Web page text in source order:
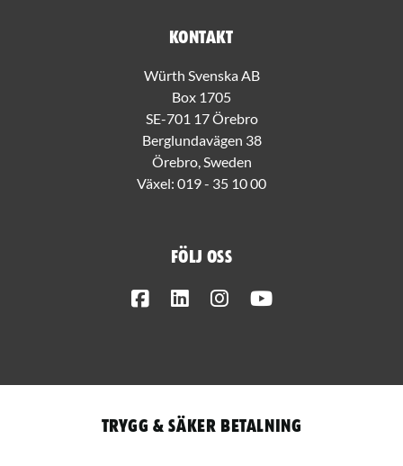
Kontakt
Würth Svenska AB
Box 1705
SE-701 17 Örebro
Berglundavägen 38
Örebro, Sweden
Växel: 019 - 35 10 00
Följ oss
FacebookLinkedInInstagram
Trygg & säker betalning